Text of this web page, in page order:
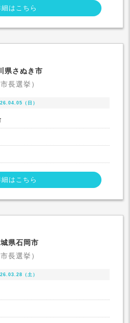
細はこちら
県さぬき市
市長選挙）
（日）
細はこちら
県石岡市
市長選挙）
（土）